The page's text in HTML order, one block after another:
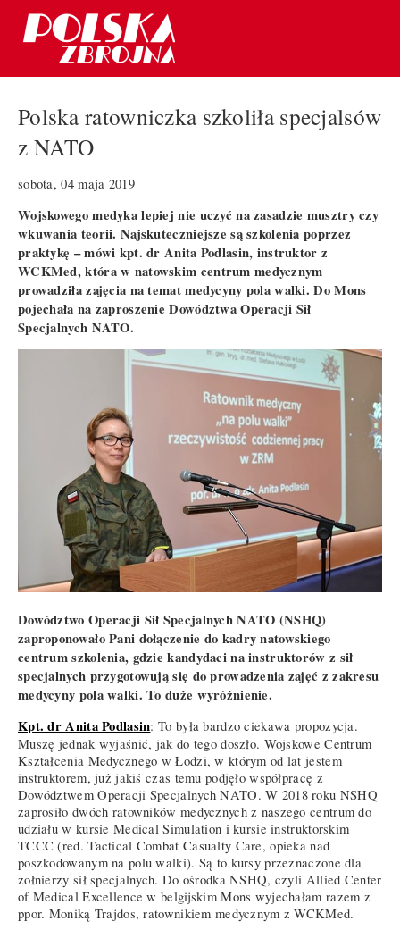
Polska ratowniczka szkoliła specjalsów
z NATO
sobota, 04 maja 2019
Wojskowego medyka lepiej nie uczyć na zasadzie musztry czy
wkuwania teorii. Najskuteczniejsze są szkolenia poprzez
praktykę – mówi kpt. dr Anita Podlasin, instruktor z
WCKMed, która w natowskim centrum medycznym
prowadziła zajęcia na temat medycyny pola walki. Do Mons
pojechała na zaproszenie Dowództwa Operacji Sił
Specjalnych NATO.
Dowództwo Operacji Sił Specjalnych NATO (NSHQ)
zaproponowało Pani dołączenie do kadry natowskiego
centrum szkolenia, gdzie kandydaci na instruktorów z sił
specjalnych przygotowują się do prowadzenia zajęć z zakresu
medycyny pola walki. To duże wyróżnienie.
Kpt. dr Anita Podlasin: To była bardzo ciekawa propozycja.
Muszę jednak wyjaśnić, jak do tego doszło. Wojskowe Centrum
Kształcenia Medycznego w Łodzi, w którym od lat jestem
instruktorem, już jakiś czas temu podjęło współpracę z
Dowództwem Operacji Specjalnych NATO. W 2018 roku NSHQ
zaprosiło dwóch ratowników medycznych z naszego centrum do
udziału w kursie Medical Simulation i kursie instruktorskim
TCCC (red. Tactical Combat Casualty Care, opieka nad
poszkodowanym na polu walki). Są to kursy przeznaczone dla
żołnierzy sił specjalnych. Do ośrodka NSHQ, czyli Allied Center
of Medical Excellence w belgijskim Mons wyjechałam razem z
ppor. Moniką Trajdos, ratownikiem medycznym z WCKMed.